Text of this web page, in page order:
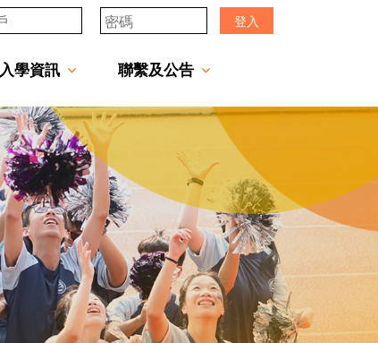
登入
入學資訊 聯繫及公告